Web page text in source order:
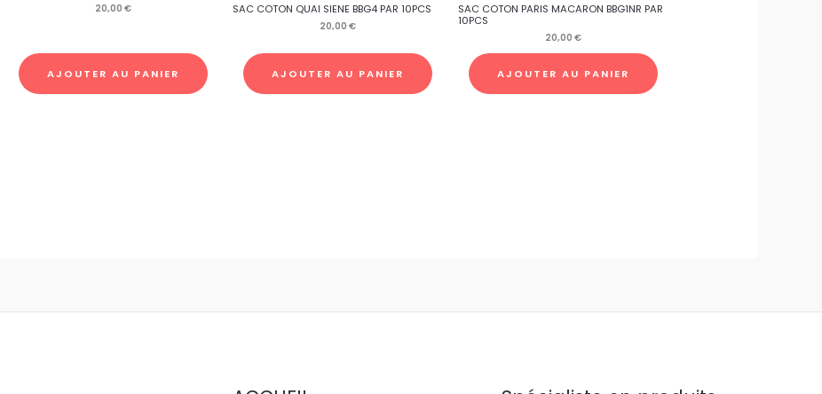
20,00 €
AJOUTER AU PANIER
SAC COTON QUAI SIENE BBG4 PAR 10PCS
20,00€
AJOUTER AU PANIER
SAC COTON PARIS MACARON BBG1NR PAR
10PCS
20,00€
AJOUTER AU PANIER